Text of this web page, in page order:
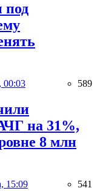
под
00:03 589
на 31%,
8 млн
15:09 541